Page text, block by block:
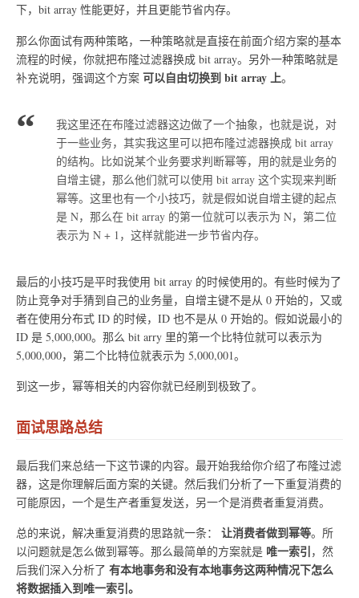
下，bit array 性能更好，并且更能节省内存。
那么你面试有两种策略，一种策略就是直接在前面介绍方案的基本
流程的时候，你就把布隆过滤器换成 bit array。另外一种策略就是
补充说明，强调这个方案 可以自由切换到 bit array 上。
我这里还在布隆过滤器这边做了一个抽象，也就是说，对
于一些业务，其实我这里可以把布隆过滤器换成 bit array
的结构。比如说某个业务要求判断幂等，用的就是业务的
自增主键，那么他们就可以使用 bit array 这个实现来判断
幂等。这里也有一个小技巧，就是假如说自增主键的起点
是 N，那么在 bit array 的第一位就可以表示为 N，第二位
表示为 N + 1，这样就能进一步节省内存。
最后的小技巧是平时我使用 bit array 的时候使用的。有些时候为了
防止竞争对手猜到自己的业务量，自增主键不是从 0 开始的，又或
者在使用分布式 ID 的时候，ID 也不是从 0 开始的。假如说最小的
ID 是 5,000,000。那么 bit arry 里的第一个比特位就可以表示为
5,000,000，第二个比特位就表示为 5,000,001。
到这一步，幂等相关的内容你就已经刷到极致了。
面试思路总结
最后我们来总结一下这节课的内容。最开始我给你介绍了布隆过滤
器，这是你理解后面方案的关键。然后我们分析了一下重复消费的
可能原因，一个是生产者重复发送，另一个是消费者重复消费。
总的来说，解决重复消费的思路就一条： 让消费者做到幂等。所
以问题就是怎么做到幂等。那么最简单的方案就是 唯一索引，然
后我们深入分析了 有本地事务和没有本地事务这两种情况下怎么
将数据插入到唯一索引。